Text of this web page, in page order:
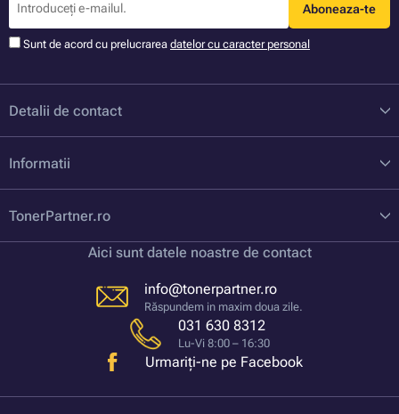
Aboneaza-te
Sunt de acord cu prelucrarea datelor cu caracter personal
Detalii de contact
Informatii
TonerPartner.ro
Aici sunt datele noastre de contact
info@tonerpartner.ro
Răspundem in maxim doua zile.
031 630 8312
Lu-Vi 8:00 – 16:30
Urmariți-ne pe Facebook